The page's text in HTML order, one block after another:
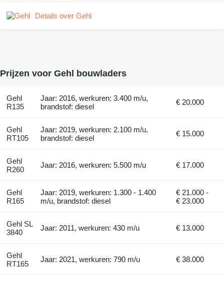
Details over Gehl
Prijzen voor Gehl bouwladers
Gehl
R135
Jaar: 2016, werkuren: 3.400 m/u,
brandstof: diesel
€ 20.000
Gehl
RT105
Jaar: 2019, werkuren: 2.100 m/u,
brandstof: diesel
€ 15.000
Gehl
R260
Jaar: 2016, werkuren: 5.500 m/u € 17.000
Gehl
R165
Jaar: 2019, werkuren: 1.300 - 1.400
m/u, brandstof: diesel
€ 21.000 -
€ 23.000
Gehl SL
3840
Jaar: 2011, werkuren: 430 m/u € 13.000
Gehl
RT165
Jaar: 2021, werkuren: 790 m/u € 38.000